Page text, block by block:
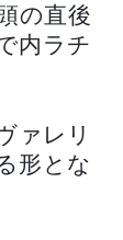
の直後
内ラチ
ァレリ
形とな